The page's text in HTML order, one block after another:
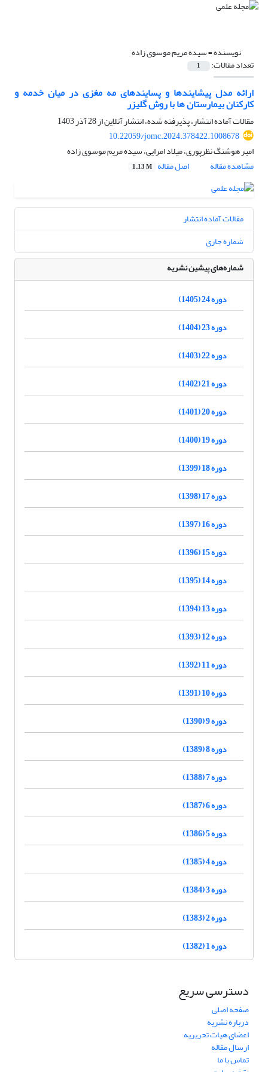
نویسنده =سیده مریم موسوی زاده
تعداد مقالات: 1
ارائه مدل پیشایندها و پسایندهای مه مغزی در میان خدمه و
کارکنان بیمارستان ها با روش گلیزر
مقالات آماده انتشار، پذیرفته شده، انتشار آنلاین از28 آذر 1403
10.22059/jomc.2024.378422.1008678
امیر هوشنگ نظرپوری، میلاد امرایی، سیده مریم موسوی زاده
مشاهده مقاله
اصل مقاله 1.13 M
مقالات آماده انتشار
شماره جاری
شماره‌های پیشین نشریه
دوره 24 (1405)
دوره 23 (1404)
دوره 22 (1403)
دوره 21 (1402)
دوره 20 (1401)
دوره 19 (1400)
دوره 18 (1399)
دوره 17 (1398)
دوره 16 (1397)
دوره 15 (1396)
دوره 14 (1395)
دوره 13 (1394)
دوره 12 (1393)
دوره 11 (1392)
دوره 10 (1391)
دوره 9 (1390)
دوره 8 (1389)
دوره 7 (1388)
دوره 6 (1387)
دوره 5 (1386)
دوره 4 (1385)
دوره 3 (1384)
دوره 2 (1383)
دوره 1 (1382)
دسترسی سریع
صفحه اصلی
درباره نشریه
اعضای هیات تحریریه
ارسال مقاله
تماس با ما